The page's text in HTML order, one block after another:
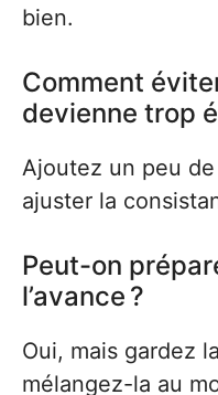
bien.
Comment
devienne trop
Ajoutez un peu
ajuster la
Peut-on
l’avance ?
Oui, mais gardez
mélangez-la au